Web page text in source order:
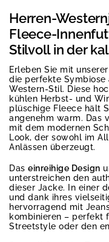
Herren-
Fleece-
Stilvoll in der
Erleben Sie mit unserer
die perfekte Symbiose
Western-Stil. Diese
kühlen Herbst- und
plüschige Fleece hält
angenehm warm. Das
mit dem modernen
Look, der sowohl im
Anlässen überzeugt.
Das einreihige Design
unterstreichen den
dieser Jacke. In einer
und dank ihres
hervorragend mit
kombinieren – perfekt
Streetstyle oder den